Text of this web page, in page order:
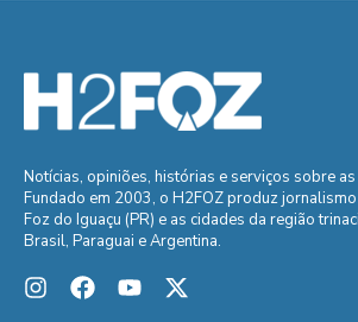
Notícias, opiniões, histórias e serviços sobre
Fundado em 2003, o H2FOZ produz
Foz do Iguaçu (PR) e as cidades da região
Brasil, Paraguai e Argentina.